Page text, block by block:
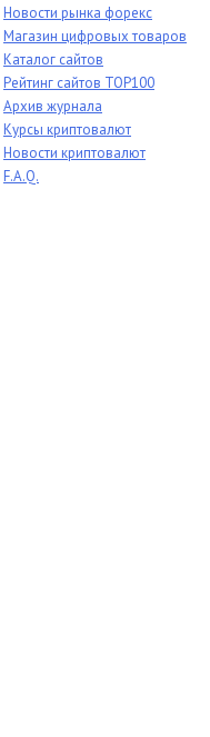
Новости рынка форекс
Магазин цифровых товаров
Каталог сайтов
Рейтинг сайтов TOP100
Архив журнала
Курсы криптовалют
Новости криптовалют
F.A.Q.